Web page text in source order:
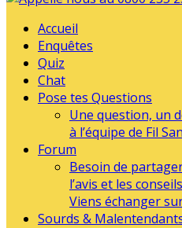
Accueil
Enquêtes
Quiz
Chat
Pose tes Questions
Une question, un
à l’équipe de Fil
Forum
Besoin de
l’avis et les
Viens échanger
Sourds &